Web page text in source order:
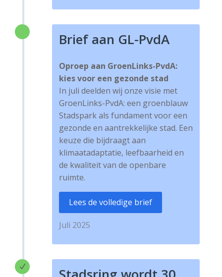
Brief aan GL-PvdA
Oproep aan GroenLinks-PvdA:
kies voor een gezonde stad
In juli deelden wij onze visie met
GroenLinks-PvdA: een groenblauw
Stadspark als fundament voor een
gezonde en aantrekkelijke stad. Een
keuze die bijdraagt aan
klimaatadaptatie, leefbaarheid en
de kwaliteit van de openbare
ruimte.
Lees de volledige brief
Juli 2025
N